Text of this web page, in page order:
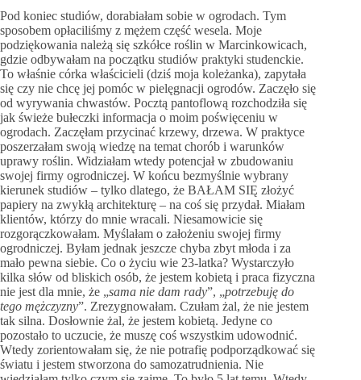
Pod koniec studiów, dorabiałam sobie w ogrodach. Tym
sposobem opłaciliśmy z mężem część wesela. Moje
podziękowania należą się szkółce roślin w Marcinkowicach,
gdzie odbywałam na początku studiów praktyki studenckie.
To właśnie córka właścicieli (dziś moja koleżanka), zapytała
się czy nie chcę jej pomóc w pielęgnacji ogrodów. Zaczęło się
od wyrywania chwastów. Pocztą pantoflową rozchodziła się
jak świeże bułeczki informacja o moim poświęceniu w
ogrodach. Zaczęłam przycinać krzewy, drzewa. W praktyce
poszerzałam swoją wiedzę na temat chorób i warunków
uprawy roślin. Widziałam wtedy potencjał w zbudowaniu
swojej firmy ogrodniczej. W końcu bezmyślnie wybrany
kierunek studiów – tylko dlatego, że BAŁAM SIĘ złożyć
papiery na zwykłą architekturę – na coś się przydał. Miałam
klientów, którzy do mnie wracali. Niesamowicie się
rozgorączkowałam. Myślałam o założeniu swojej firmy
ogrodniczej. Byłam jednak jeszcze chyba zbyt młoda i za
mało pewna siebie. Co o życiu wie 23-latka? Wystarczyło
kilka słów od bliskich osób, że jestem kobietą i praca fizyczna
nie jest dla mnie, że „sama nie dam rady”, „potrzebuję do
tego mężczyzny”. Zrezygnowałam. Czułam żal, że nie jestem
tak silna. Dosłownie żal, że jestem kobietą. Jedyne co
pozostało to uczucie, że muszę coś wszystkim udowodnić.
Wtedy zorientowałam się, że nie potrafię podporządkować się
światu i jestem stworzona do samozatrudnienia. Nie